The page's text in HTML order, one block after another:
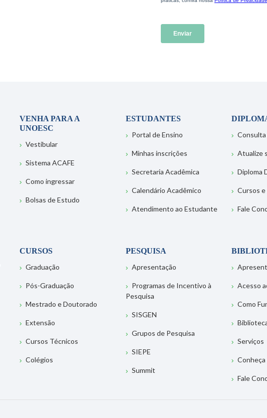
VENHA PARA A
UNOESC
Vestibular
Sistema ACAFE
Como ingressar
Bolsas de Estudo
ESTUDANTES
Portal de Ensino
Minhas inscrições
Secretaria Acadêmica
Calendário Acadêmico
Atendimento ao Estudante
Consulta
Atualize
Diploma
Cursos
Fale
CURSOS
Graduação
Pós-Graduação
Mestrado e Doutorado
Extensão
Cursos Técnicos
Colégios
PESQUISA
Apresentação
Programas de Incentivo à
Pesquisa
SISGEN
Grupos de Pesquisa
SIEPE
Summit
Acesso
Como
Serviços
Fale